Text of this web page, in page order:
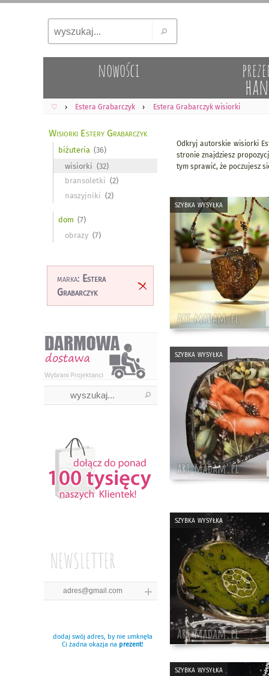
nowości
♡ Estera Grabarczyk Estera Grabarczyk wisiorki
Wisiorki Estery Grabarczyk
biżuteria
wisiorki
bransoletki
naszyjniki
dom
obrazy
marka: Estera
Grabarczyk
NEWSLETTER
dodaj swój adres, by nie umknęła
Ci żadna okazja na prezent!
Odkryj autorskie wisiorki
stronie znajdziesz
tym sprawić, że poczujesz
szybka wysyłka
szybka wysyłka
szybka wysyłka
szybka wysyłka